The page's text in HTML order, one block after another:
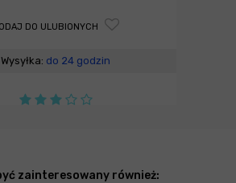
DO ULUBIONYCH
Wysyłka: do 24 godzin
zainteresowany również: